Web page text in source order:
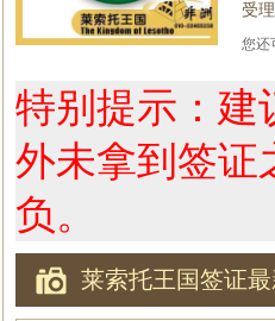
受
您
特别提示：建
外未拿到签证
负。
莱索托王国签证